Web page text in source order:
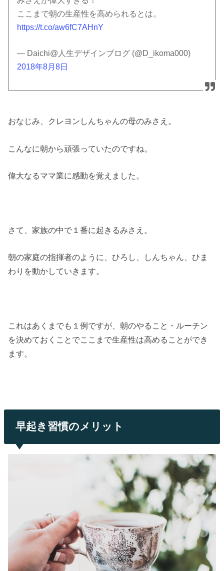
ここまで朝の生産性を高められるとは。
https://t.co/aw6fC7AHnY
— Daichi@人生デザインブログ (@D_ikoma000)
2018年8月8日
おなじみ、クレヨンしんちゃんの母のみさえ。
こんなに朝から頑張っていたのですね。
偉大なるママ業に感動を覚えました。
さて、家族の中で１番に起きるみさえ。
朝の家庭の指揮者のように、ひろし、しんちゃん、ひま
わりを動かしていきます。
これはあくまでも１例ですが、朝のやること・ルーチン
を決めておくことでここまで生産性は高めることができ
ます。
早起き習慣のメリット